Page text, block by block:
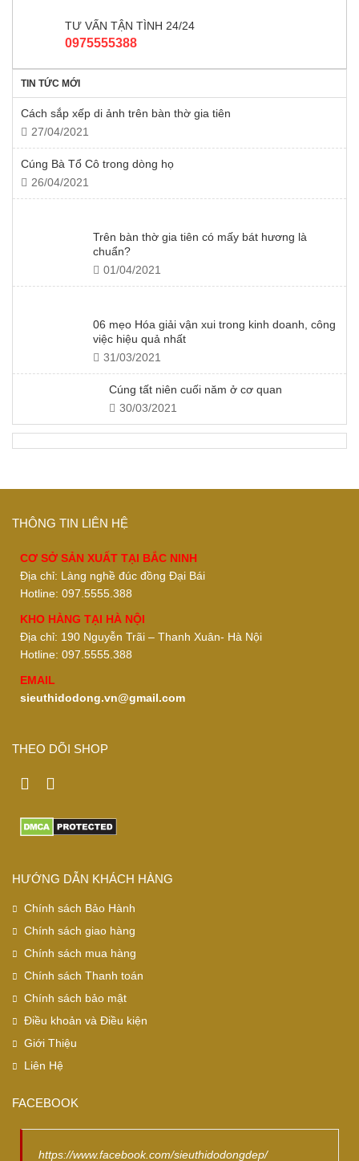
TƯ VẤN TẬN TÌNH 24/24
0975555388
TIN TỨC MỚI
Cách sắp xếp di ảnh trên bàn thờ gia tiên
27/04/2021
Cúng Bà Tổ Cô trong dòng họ
26/04/2021
Trên bàn thờ gia tiên có mấy bát hương là
chuẩn?
01/04/2021
06 mẹo Hóa giải vận xui trong kinh doanh, công
việc hiệu quả nhất
31/03/2021
Cúng tất niên cuối năm ở cơ quan
30/03/2021
THÔNG TIN LIÊN HỆ
CƠ SỞ SẢN XUẤT TẠI BẮC NINH
Địa chỉ: Làng nghề đúc đồng Đại Bái
Hotline: 097.5555.388
KHO HÀNG TẠI HÀ NỘI
Địa chỉ: 190 Nguyễn Trãi – Thanh Xuân- Hà Nội
Hotline: 097.5555.388
EMAIL
sieuthidodong.vn@gmail.com
THEO DÕI SHOP
HƯỚNG DẪN KHÁCH HÀNG
Chính sách Bảo Hành
Chính sách giao hàng
Chính sách mua hàng
Chính sách Thanh toán
Chính sách bảo mật
Điều khoản và Điều kiện
Giới Thiệu
Liên Hệ
FACEBOOK
https://www.facebook.com/sieuthidodongdep/